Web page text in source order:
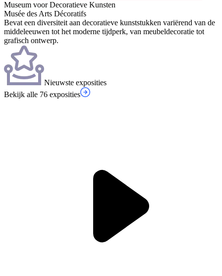
Museum voor Decoratieve Kunsten
Musée des Arts Décoratifs
Bevat een diversiteit aan decoratieve kunststukken variërend van de
middeleeuwen tot het moderne tijdperk, van meubeldecoratie tot
grafisch ontwerp.
Nieuwste exposities
Bekijk alle 76 exposities